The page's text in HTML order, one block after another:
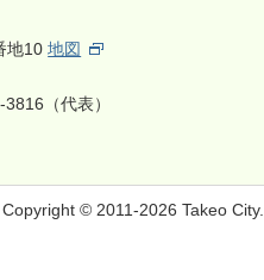
地10地図
（代表）
Copyright © 2011-2026 Takeo City.